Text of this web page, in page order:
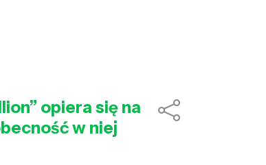
opiera się na
w niej